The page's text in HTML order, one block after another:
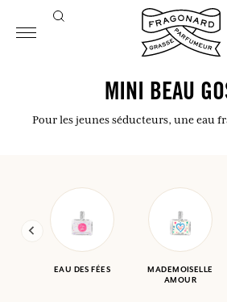
MINI BEAU
Pour les jeunes séducteurs, une eau
EAU DES FÉES
MADEMOISELLE
AMOUR